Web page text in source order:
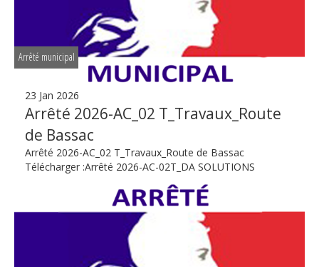
Arrêté municipal
23 Jan 2026
Arrêté 2026-AC_02 T_Travaux_Route
de Bassac
Arrêté 2026-AC_02 T_Travaux_Route de Bassac
Télécharger :Arrêté 2026-AC-02T_DA SOLUTIONS